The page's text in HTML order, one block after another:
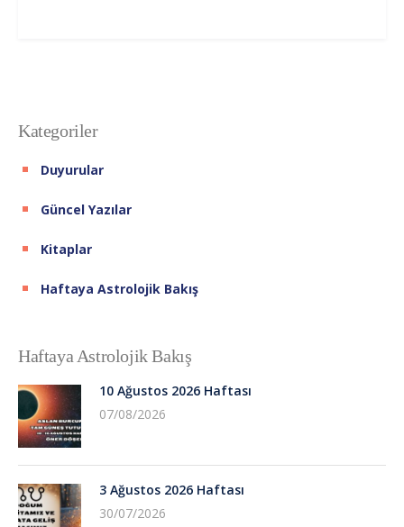
Kategoriler
Duyurular
Güncel Yazılar
Kitaplar
Haftaya Astrolojik Bakış
Haftaya Astrolojik Bakış
10 Ağustos 2026 Haftası
07/08/2026
3 Ağustos 2026 Haftası
30/07/2026